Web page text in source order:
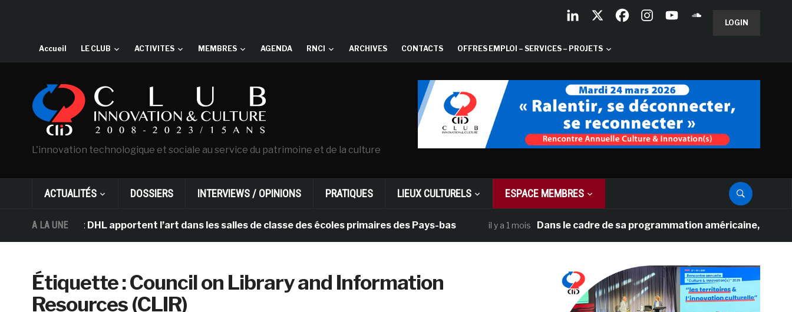
LOGIN
Accueil LE CLUB ACTIVITES MEMBRES AGENDA RNCI ARCHIVES CONTACTS OFFRES EMPLOI – SERVICES – PROJETS
L'innovation technologique et sociale au service du patrimoine et de la culture
ACTUALITÉS DOSSIERS INTERVIEWS / OPINIONS PRATIQUES LIEUX CULTURELS ESPACE MEMBRES
A LA UNEet DHL apportent l’art dans les salles de classe des écoles primaires des Pays-bas il y a 1 mois Dans le cadre de sa programmation américaine,
Étiquette :Council on Library and Information
Resources (CLIR)